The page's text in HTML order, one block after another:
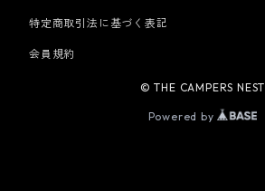
特定商取引法に基づく表記
会員規約
© THE CAMPERS NEST
Powered by